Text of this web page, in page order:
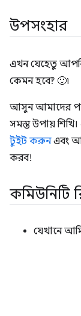
উপসংহার
এখন যেহেতু
কেমন হবে‽ 🙂৷
আসুন আমাদের
সমস্ত উপায়
টুইট করুনএবং
করব!
কমিউনিটি
যেখানে